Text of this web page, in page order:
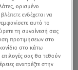
ορισμένο
ενδέχεται να
αυτό το
τη συναίνεσή σας
προτιμήσεων στο
στο κάτω
σας θα τεθούν
ανατρέξτε στην